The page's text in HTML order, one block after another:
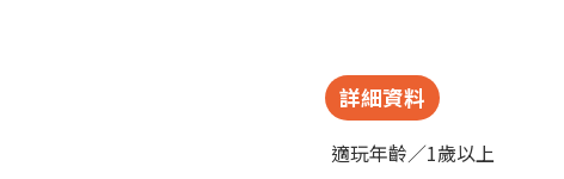
詳細資料
適玩年齡／1歲以上